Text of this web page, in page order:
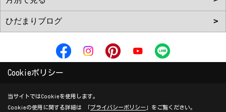
株式会社ハウスサポート / i leaf labo（アイリーフラボ）
Cookieポリシー
当サイトではCookieを使用します。
Cookieの使用に関する詳細は 「プライバシーポリシー 」をご覧ください。